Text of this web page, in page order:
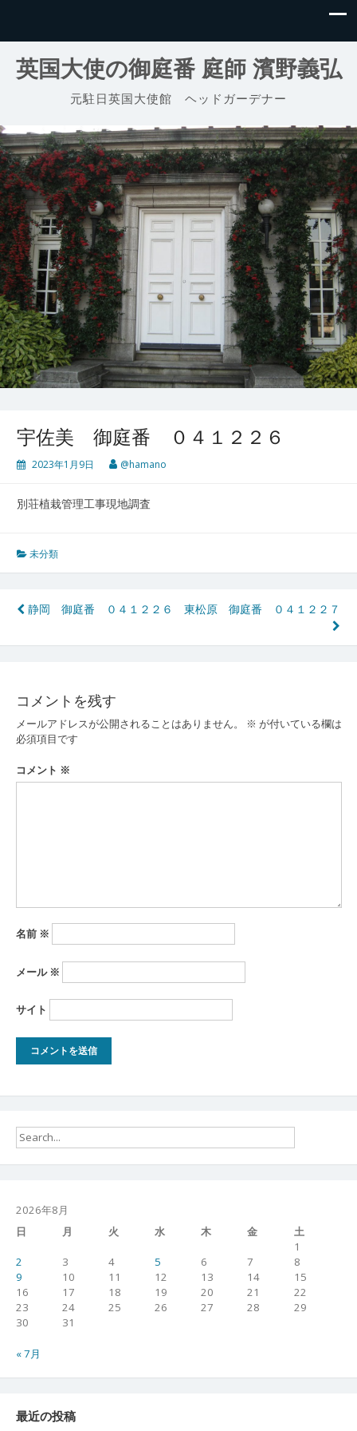
英国大使の御庭番 庭師 濱野義弘
元駐日英国大使館 ヘッドガーデナー
宇佐美 御庭番 ０４１２２６
2023年1月9日 @hamano
別荘植栽管理工事現地調査
未分類
投
稿
ビ
ゲ
ー
シ
静岡 御庭番 ０４１２２６ 東松原 御庭番 ０４１２２７
コメントを残す
メールアドレスが公開されることはありません。 ※ が付いている欄は
必須項目です
コメント ※
名前 ※
メール ※
サイト
2026年8月
日
月 火 水 木 金
土
1
2
3 4 5 6 7
8
9
10 11 12 13 14
15
16
17 18 19 20 21
22
23
24 25 26 27 28
29
30
31
« 7月
最近の投稿